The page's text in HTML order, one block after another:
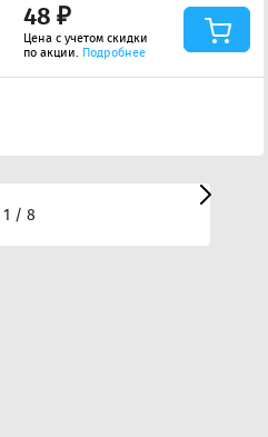
48 ₽
Цена с учетом скидки
по акции. Подробнее
1 / 8